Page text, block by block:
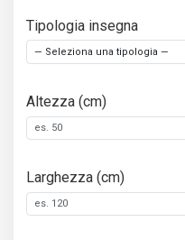
Tipologia insegna
Altezza (cm)
Larghezza (cm)